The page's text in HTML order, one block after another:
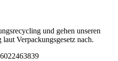
und gehen unseren
Verpackungsgesetz nach.